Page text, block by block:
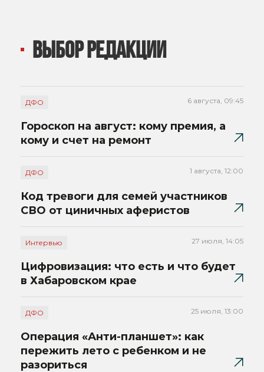
ВЫБОР РЕДАКЦИИ
ДФО 6 августа, 09:45
Гороскоп на август: кому премия, а
кому и счет на ремонт
ДФО 1 августа, 12:00
Код тревоги для семей участников
СВО от циничных аферистов
Интервью 27 июля, 14:05
Цифровизация: что есть и что будет
в Хабаровском крае
ДФО 25 июля, 13:00
Операция «Анти-планшет»: как
пережить лето с ребенком и не
разориться